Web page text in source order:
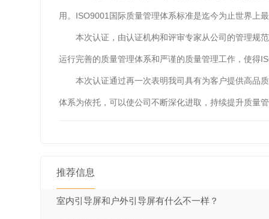
用。ISO9001国际质量管理体系标准是迄今为止世界上
本次认证，由认证机构和评审专家从公司的管理规范
运行完善的质量管理体系和严谨的质量管理工作，使得
本次认证通过再一次表明我司具有为客户提供高品质
体系为依托，可以使公司不断深化进取，持续提升质量
推荐信息
室内引导屏和户外引导屏有什么不一样？